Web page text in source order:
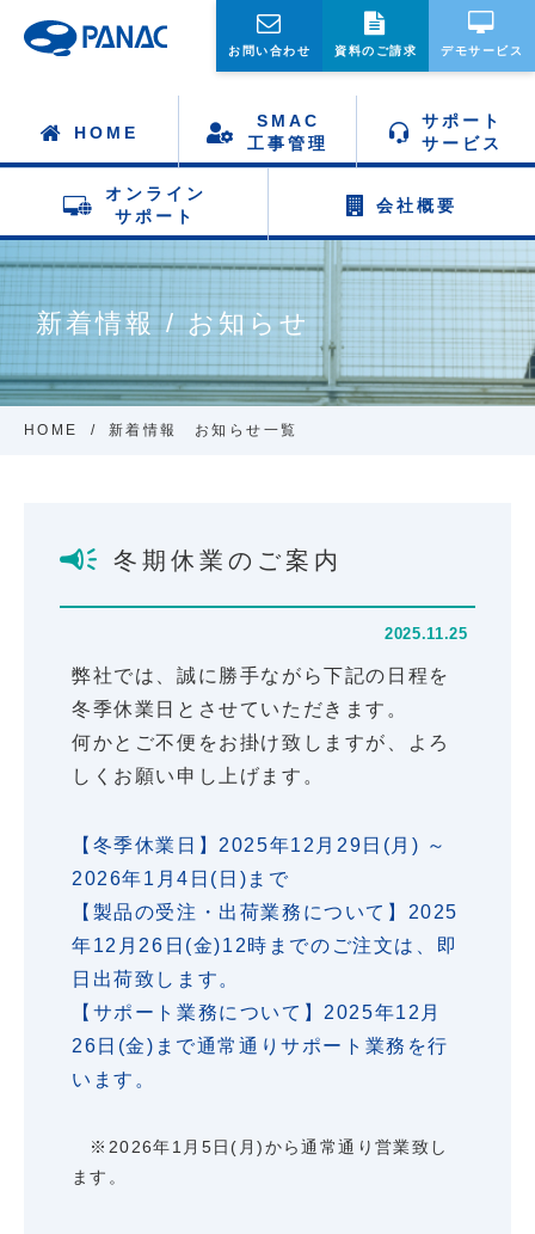
HOME
SMAC
工事管理
サポート
サービス
オンライン
サポート
会社概要
お問い合わせ 資料のご請求 デモサービス
新着情報 / お知らせ
HOME 新着情報 お知らせ一覧
冬期休業のご案内
2025.11.25
弊社では、誠に勝手ながら下記の日程を
冬季休業日とさせていただきます。
何かとご不便をお掛け致しますが、よろ
しくお願い申し上げます。
【冬季休業日】2025年12月29日(月) ～
2026年1月4日(日)まで
【製品の受注・出荷業務について】2025
年12月26日(金)12時までのご注文は、即
日出荷致します。
【サポート業務について】2025年12月
26日(金)まで通常通りサポート業務を行
います。
※2026年1月5日(月)から通常通り営業致し
ます。